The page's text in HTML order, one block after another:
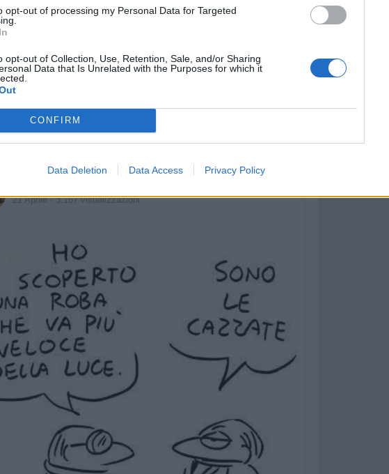
opt-out of processing my Personal Data for Targeted
opt-out of Collection, Use, Retention, Sale, and/or Sharing
Data that Is Unrelated with the Purposes for which it
CONFIRM
Data Deletion Data Access Privacy Policy
Stime: 5
Ti stimo fratello Link Salva
Ladri·
21 Aprile- 3.167 visualizzazioni